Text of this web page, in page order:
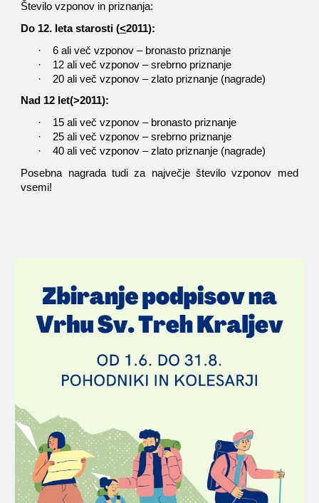
Število vzponov in priznanja:
Do 12. leta starosti (<2011):
·
6 ali več vzponov – bronasto priznanje
·
12 ali več vzponov – srebrno priznanje
·
20 ali več vzponov – zlato priznanje (nagrade)
Nad 12 let(>2011):
·
15 ali več vzponov – bronasto priznanje
·
25 ali več vzponov – srebrno priznanje
·
40 ali več vzponov – zlato priznanje (nagrade)
Posebna nagrada tudi za največje število vzponov med
vsemi!